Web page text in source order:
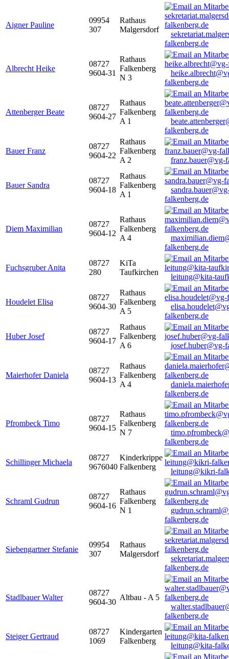
Aigner Pauline
09954
307
Rathaus
Malgersdorf
falkenberg.de
Albrecht Heike
08727
9604-31
Rathaus
Falkenberg
N 3
falkenberg.de
Attenberger Beate
08727
9604-27
Rathaus
Falkenberg
A 1
falkenberg.de
Bauer Franz
08727
9604-22
Rathaus
Falkenberg
A 2
franz.bauer@vg-
Bauer Sandra
08727
9604-18
Rathaus
Falkenberg
A 1
falkenberg.de
Diem Maximilian
08727
9604-12
Rathaus
Falkenberg
A 4
falkenberg.de
Fuchsgruber Anita
08727
280
KiTa
Taufkirchen
leitung@kita-
Houdelet Elisa
08727
9604-30
Rathaus
Falkenberg
A 5
falkenberg.de
Huber Josef
08727
9604-17
Rathaus
Falkenberg
A 6
josef.huber@vg-
Maierhofer Daniela
08727
9604-13
Rathaus
Falkenberg
A 4
falkenberg.de
Pfrombeck Timo
08727
9604-15
Rathaus
Falkenberg
N 7
falkenberg.de
Schillinger Michaela
08727
9676040
Kinderkrippe
Falkenberg
leitung@kikri-
Schraml Gudrun
08727
9604-16
Rathaus
Falkenberg
N 1
falkenberg.de
Siebengartner Stefanie
09954
307
Rathaus
Malgersdorf
falkenberg.de
Stadlbauer Walter
08727
9604-30
Altbau - A 5
falkenberg.de
Steiger Gertraud
08727
1069
Kindergarten
Falkenberg
leitung@kita-